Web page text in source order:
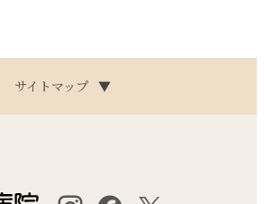
サイトマップ ▼